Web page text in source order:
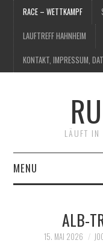
RACE – WETTKAMPF
LAUFTREFF HAHNHEIM
KONTAKT, IMPRESSUM,
LÄUFT IN
MENU
STABILITÄTALB-
15. MAI 2026